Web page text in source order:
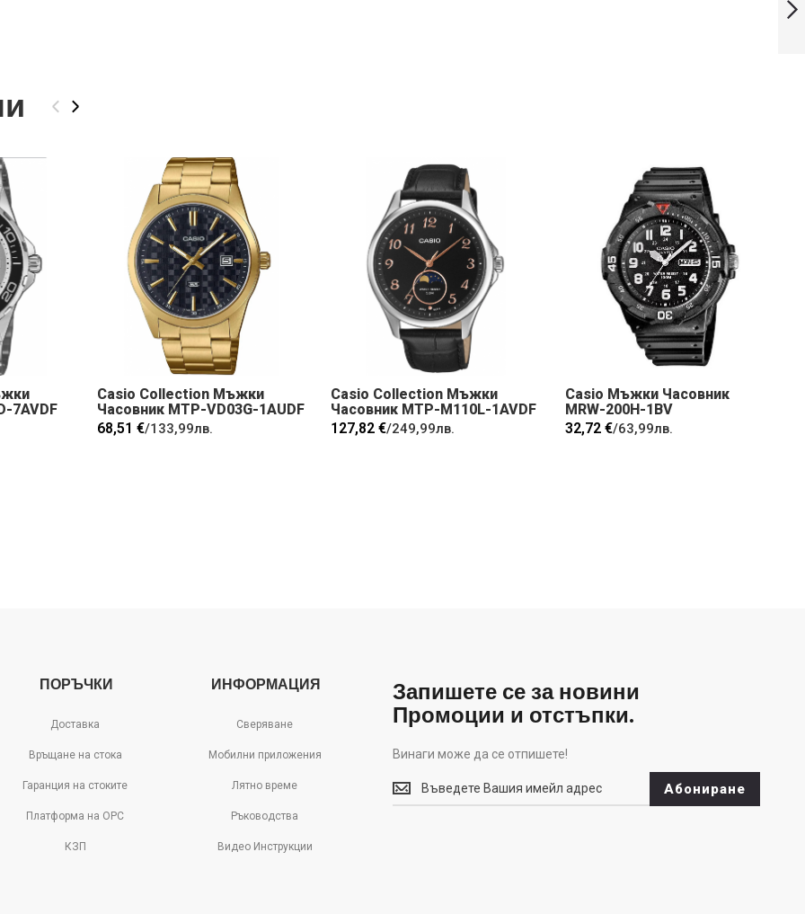
‹ ›
7AVDF
Casio Collection Мъжки
Часовник MTP-VD03G-1AUDF
68,51 €/133,99лв.
Casio Collection Мъжки
Часовник MTP-M110L-1AVDF
127,82 €/249,99лв.
Casio Мъжки Часовник
MRW-200H-1BV
32,72 €/63,99лв.
Запишете се за новини
Промоции и отстъпки.
Винаги може да се отпишете!
Винаги
може
Абониране
ПОРЪЧКИ
Доставка
Връщане на стока
Гаранция на стоките
Платформа на ОРС
КЗП
ИНФОРМАЦИЯ
Сверяване
Мобилни приложения
Лятно време
Ръководства
Видео Инструкции